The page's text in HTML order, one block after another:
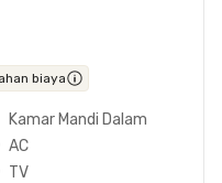
biaya
Kamar Mandi Dalam
AC
TV